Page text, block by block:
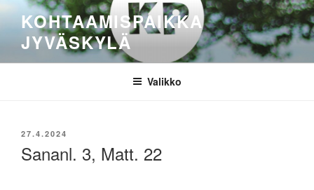
sisältöönKOHTAAMISPAIKKA
JYVÄSKYLÄ
Valikko
JULKAISTU
27.4.2024
Sananl. 3, Matt. 22